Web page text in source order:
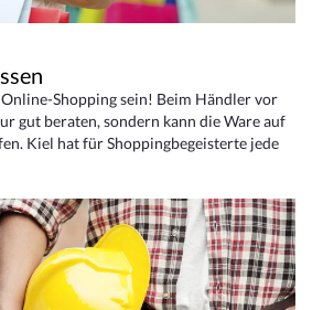
Shopping sein! Beim Händler vor
gut beraten, sondern kann die Ware auf
Kiel hat für Shoppingbegeisterte jede